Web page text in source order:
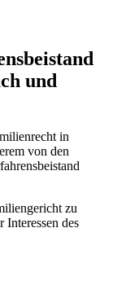
und
in
von den
zu
Interessen des